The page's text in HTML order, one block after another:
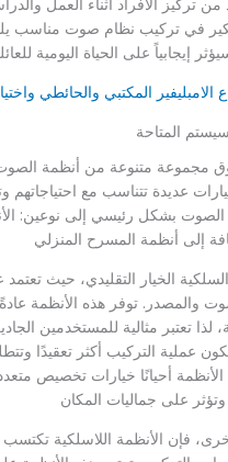
من تركيز الأفراد أثناء العمل
في تركيب نظام صوت مناسب
الامبليفير المكتبي والحائطي
المتاحة
مجموعة متنوعة من أنظمة
عديدة تتناسب مع احتياجاتهم
بشكل رئيسي إلى نوعين:
السلكية الخيار التقليدي، حيث
والمصدر. توفر هذه الأنظمة
لذا تعتبر مثالية للمستخدمين
عملية التركيب أكثر تعقيدًا
الأنظمة أحيانًا خيارات تخصيص
فإن الأنظمة اللاسلكية